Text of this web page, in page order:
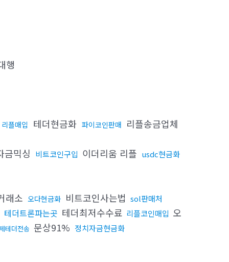
행
리플매입 테더현금화 파이코인판매 리플송금업체
금믹싱 비트코인구입 이더리움 리플 usdc현금화
래소 오다현금화 비트코인사는법 sol판매처
테더트론파는곳 테더최저수수료 리플코인매입 오
테더전송 문상91% 정치자금현금화